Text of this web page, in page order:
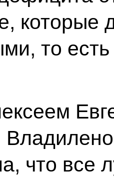
которые
то
что все